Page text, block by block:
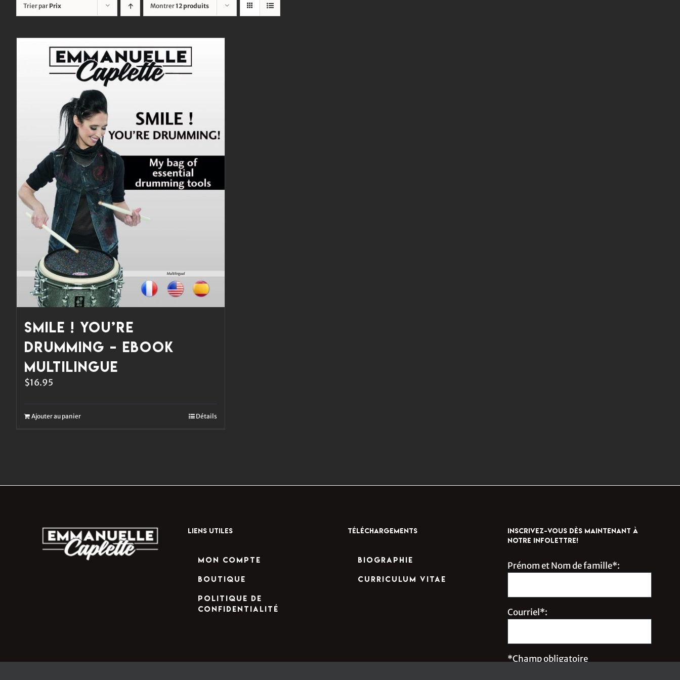
Trier par Prix Montrer12 produits
Smile ! You’re
Drumming – eBook
multilingue
$16.95
Ajouter au panier Détails
LIENS UTILES
Mon compte
Boutique
Politique de
confidentialité
TÉLÉCHARGEMENTS
Biographie
Curriculum Vitae
INSCRIVEZ-VOUS DÈS MAINTENANT À
NOTRE INFOLETTRE!
Prénom et Nom de famille*:
Courriel*:
*Champ obligatoire